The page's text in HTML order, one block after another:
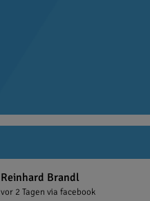
Reinhard Brandl
vor 2 Tagen via facebook